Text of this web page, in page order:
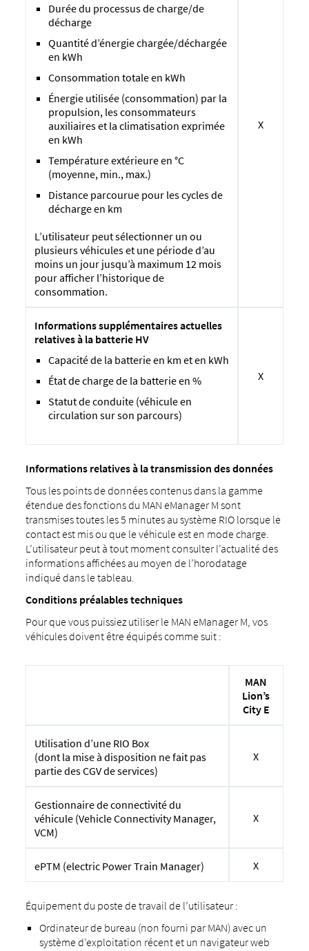
Durée du processus de charge/de
décharge
Quantité d’énergie chargée/déchargée
en kWh
Consommation totale en kWh
Énergie utilisée (consommation) par la
propulsion, les consommateurs
auxiliaires et la climatisation exprimée
en kWh
Température extérieure en °C
(moyenne, min., max.)
Distance parcourue pour les cycles de
décharge en km
L’utilisateur peut sélectionner un ou
plusieurs véhicules et une période d’au
moins un jour jusqu’à maximum 12 mois
pour afficher l’historique de
consommation.
X
Informations supplémentaires actuelles
relatives à la batterie HV
Capacité de la batterie en km et en kWh
État de charge de la batterie en %
Statut de conduite (véhicule en
circulation sur son parcours)
X
Informations relatives à la transmission des données
Tous les points de données contenus dans la gamme
étendue des fonctions du MAN eManager M sont
transmises toutes les 5 minutes au système RIO lorsque le
contact est mis ou que le véhicule est en mode charge.
L’utilisateur peut à tout moment consulter l’actualité des
informations affichées au moyen de l’horodatage
indiqué dans le tableau.
Conditions préalables techniques
Pour que vous puissiez utiliser le MAN eManager M, vos
véhicules doivent être équipés comme suit :
MAN
Lion’s
City E
Utilisation d’une RIO Box
(dont la mise à disposition ne fait pas
partie des CGV de services)
X
Gestionnaire de connectivité du
véhicule (Vehicle Connectivity Manager,
VCM)
X
ePTM (electric Power Train Manager) X
Équipement du poste de travail de l’utilisateur :
Ordinateur de bureau (non fourni par MAN) avec un
système d’exploitation récent et un navigateur web